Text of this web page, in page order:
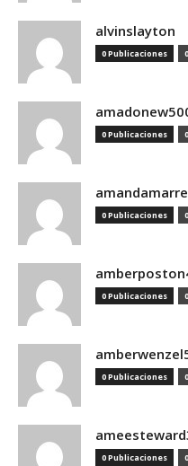
alvinslayton
0 Publicaciones
0 Publicaciones
0 Publicaciones
0 Publicaciones
0 Publicaciones
0 Publicaciones